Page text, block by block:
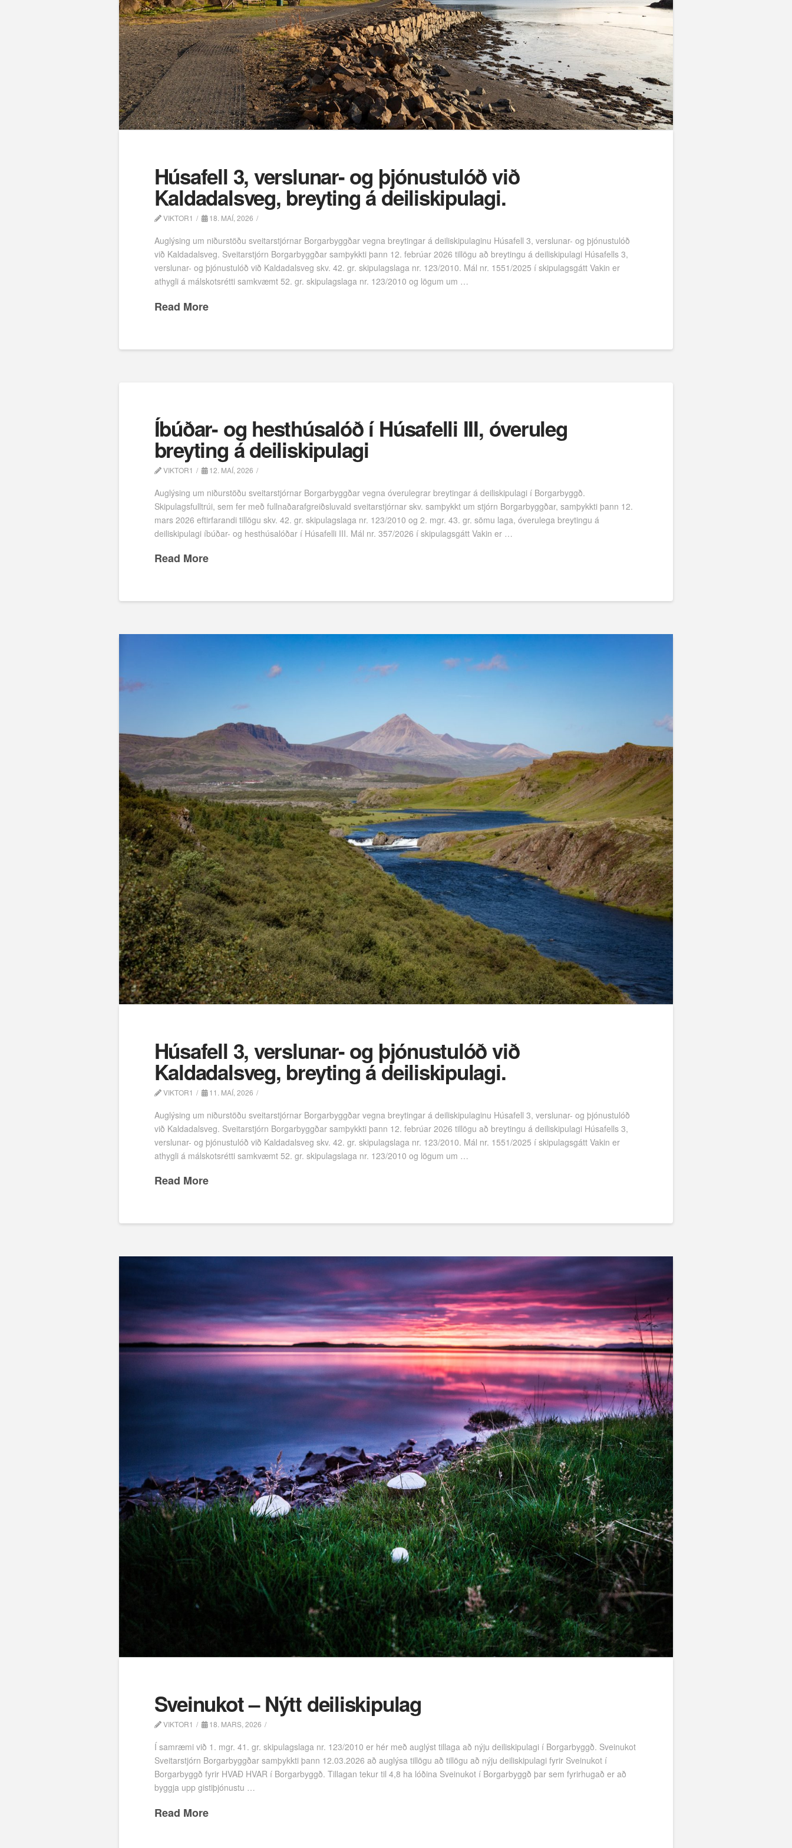
Húsafell 3, verslunar- og þjónustulóð við
Kaldadalsveg, breyting á deiliskipulagi.
VIKTOR1 18. MAÍ, 2026
Auglýsing um niðurstöðu sveitarstjórnar Borgarbyggðar vegna breytingar á deiliskipulaginu Húsafell 3, verslunar- og þjónustulóð
við Kaldadalsveg. Sveitarstjórn Borgarbyggðar samþykkti þann 12. febrúar 2026 tillögu að breytingu á deiliskipulagi Húsafells 3,
verslunar- og þjónustulóð við Kaldadalsveg skv. 42. gr. skipulagslaga nr. 123/2010. Mál nr. 1551/2025 í skipulagsgátt Vakin er
athygli á málskotsrétti samkvæmt 52. gr. skipulagslaga nr. 123/2010 og lögum um …
Read More
Íbúðar- og hesthúsalóð í Húsafelli III, óveruleg
breyting á deiliskipulagi
VIKTOR1 12. MAÍ, 2026
Auglýsing um niðurstöðu sveitarstjórnar Borgarbyggðar vegna óverulegrar breytingar á deiliskipulagi í Borgarbyggð.
Skipulagsfulltrúi, sem fer með fullnaðarafgreiðsluvald sveitarstjórnar skv. samþykkt um stjórn Borgarbyggðar, samþykkti þann 12.
mars 2026 eftirfarandi tillögu skv. 42. gr. skipulagslaga nr. 123/2010 og 2. mgr. 43. gr. sömu laga, óverulega breytingu á
deiliskipulagi íbúðar- og hesthúsalóðar í Húsafelli III. Mál nr. 357/2026 í skipulagsgátt Vakin er …
Read More
Húsafell 3, verslunar- og þjónustulóð við
Kaldadalsveg, breyting á deiliskipulagi.
VIKTOR1 11. MAÍ, 2026
Auglýsing um niðurstöðu sveitarstjórnar Borgarbyggðar vegna breytingar á deiliskipulaginu Húsafell 3, verslunar- og þjónustulóð
við Kaldadalsveg. Sveitarstjórn Borgarbyggðar samþykkti þann 12. febrúar 2026 tillögu að breytingu á deiliskipulagi Húsafells 3,
verslunar- og þjónustulóð við Kaldadalsveg skv. 42. gr. skipulagslaga nr. 123/2010. Mál nr. 1551/2025 í skipulagsgátt Vakin er
athygli á málskotsrétti samkvæmt 52. gr. skipulagslaga nr. 123/2010 og lögum um …
Read More
Sveinukot – Nýtt deiliskipulag
VIKTOR1 18. MARS, 2026
Í samræmi við 1. mgr. 41. gr. skipulagslaga nr. 123/2010 er hér með auglýst tillaga að nýju deiliskipulagi í Borgarbyggð. Sveinukot
Sveitarstjórn Borgarbyggðar samþykkti þann 12.03.2026 að auglýsa tillögu að tillögu að nýju deiliskipulagi fyrir Sveinukot í
Borgarbyggð fyrir HVAÐ HVAR í Borgarbyggð. Tillagan tekur til 4,8 ha lóðina Sveinukot í Borgarbyggð þar sem fyrirhugað er að
byggja upp gistiþjónustu …
Read More